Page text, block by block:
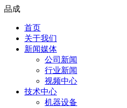
品成
首页
关于我们
新闻媒体
公司新闻
行业新闻
视频中心
技术中心
机器设备